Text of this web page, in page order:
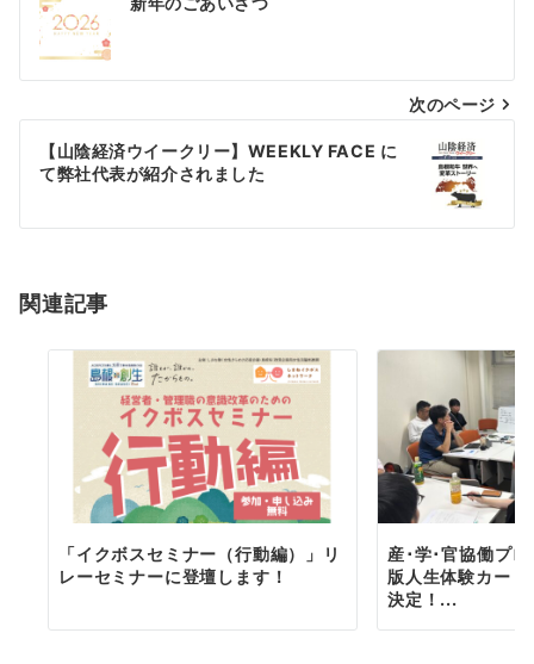
稿
ビ
シ
ン
次のページ
【山陰経済ウイークリー】WEEKLY FACE に
て弊社代表が紹介されました
関連記事
「イクボスセミナー（行動編）」リ
レーセミナーに登壇します！
産･学･官協働プ
版人生体験カー
決定！...